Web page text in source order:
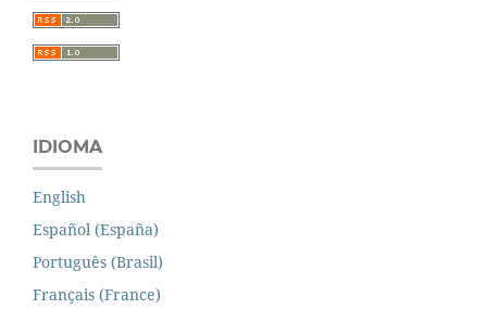
IDIOMA
English
Español (España)
Português (Brasil)
Français (France)